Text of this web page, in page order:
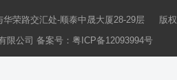
华荣路交汇处-顺泰中晟大厦28-29层 版权
限公司 备案号： 粤ICP备12093994号